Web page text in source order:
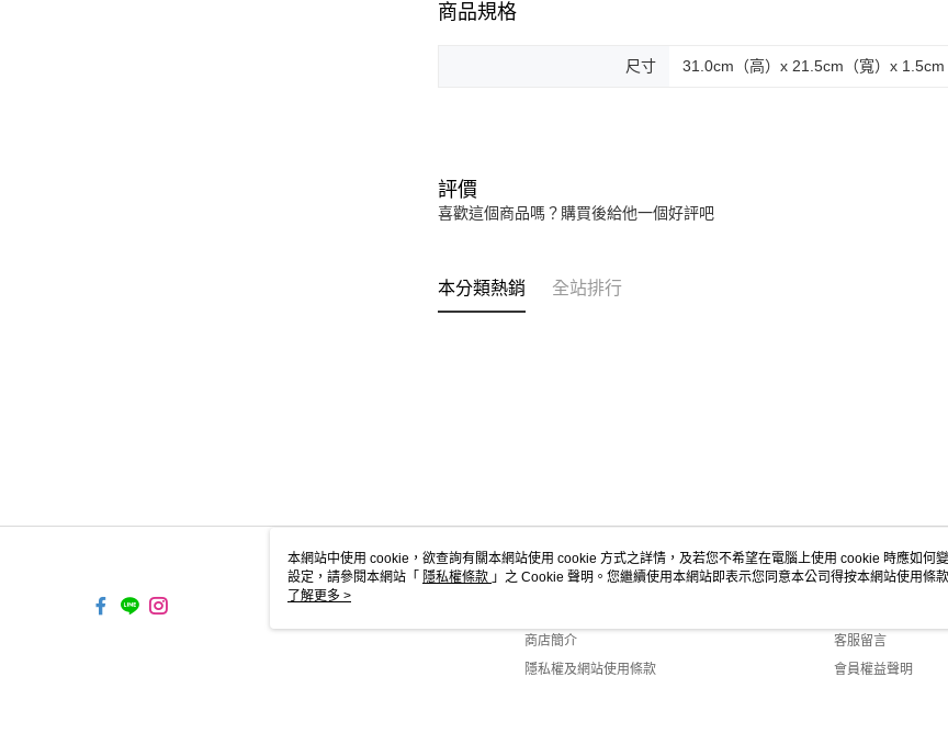
商品規格
尺寸 31.0cm（高）x 21.5cm（寬）x 1.5cm
評價
喜歡這個商品嗎？購買後給他一個好評吧
本分類熱銷 全站排行
關於我們
商店簡介
隱私權及網站使用條款
客服資訊
客服留言
會員權益聲明
本網站中使用 cookie，欲查詢有關本網站使用 cookie 方式之詳情，及若您不希望在電腦上使用 cookie 時應如何
設定，請參閱本網站「 隱私權條款 」之 Cookie 聲明。您繼續使用本網站即表示您同意本公司得按本網站使用條
使用 cookie。
了解更多 >